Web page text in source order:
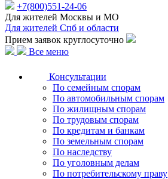
+7(800)551-24-06
Для жителей Москвы и МО
Для жителей Спб и области
Прием заявок круглосуточно
Все меню
Консультации
По семейным спорам
По автомобильным спорам
По жилищным спорам
По трудовым спорам
По кредитам и банкам
По земельным спорам
По наследству
По уголовным делам
По потребительскому праву